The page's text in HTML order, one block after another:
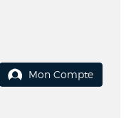
Mon Compte